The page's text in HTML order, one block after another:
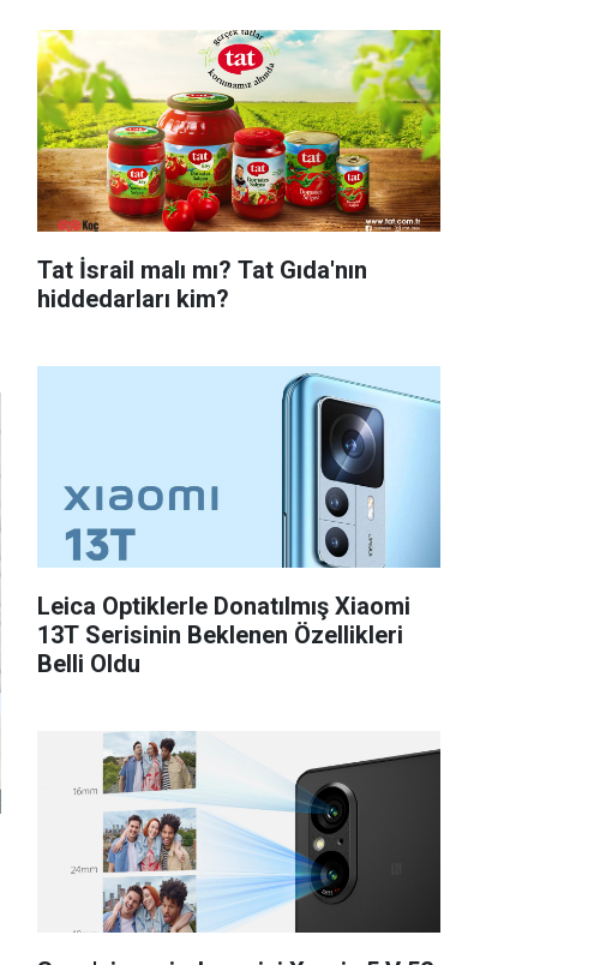
Tat İsrail malı mı? Tat Gıda'nın
hiddedarları kim?
Leica Optiklerle Donatılmış Xiaomi
13T Serisinin Beklenen Özellikleri
Belli Oldu